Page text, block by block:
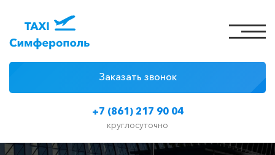
+7 (861) 217 90 04
круглосуточно
Заказать звонок
Цены на такси
Классы автомобилей